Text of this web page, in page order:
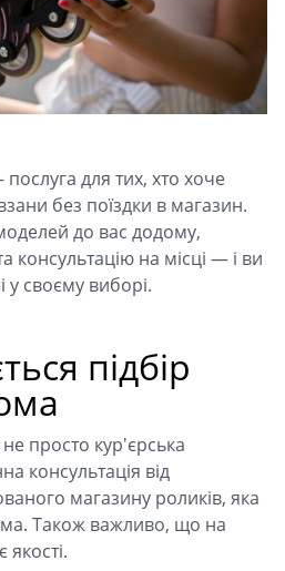
для тих, хто хоче
без поїздки в магазин.
до вас додому,
консультацію на місці — і ви
у своєму виборі.
підбір
просто кур'єрська
консультація від
магазину роликів, яка
Також важливо, що на
якості.